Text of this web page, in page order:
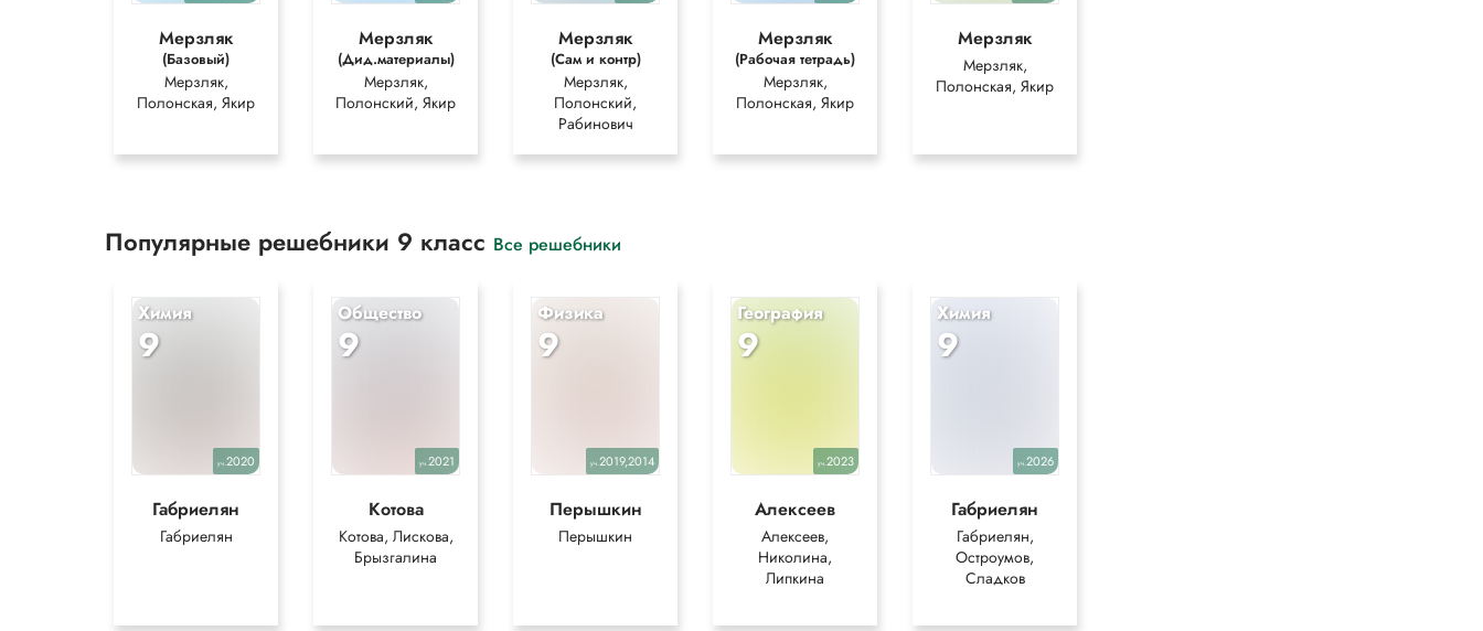
Мерзляк
(Базовый)
Мерзляк,
Полонская, Якир
Мерзляк
(Дид.материалы)
Мерзляк,
Полонский, Якир
Мерзляк
(Сам и контр)
Мерзляк,
Полонский,
Рабинович
Мерзляк
(Рабочая тетрадь)
Мерзляк,
Полонская, Якир
Мерзляк
Мерзляк,
Полонская, Якир
Популярные решебники 9 класс Все решебники
Химия
9
уч.2020
Габриелян
Габриелян
Общество
9
уч.2021
Котова
Котова, Лискова,
Брызгалина
Физика
9
уч.2019,2014
Перышкин
Перышкин
География
9
уч.2023
Алексеев
Алексеев,
Николина,
Липкина
Химия
9
уч.2026
Габриелян
Габриелян,
Остроумов,
Сладков